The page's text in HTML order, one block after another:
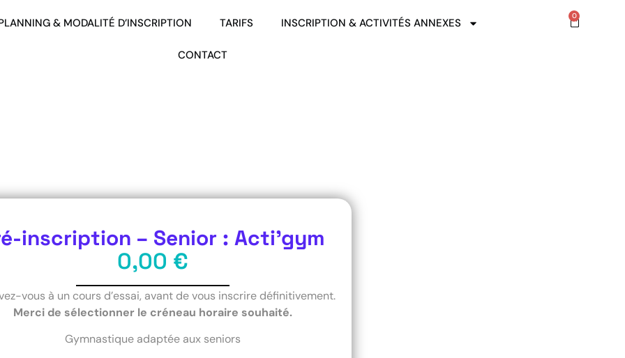
& MODALITÉ D’INSCRIPTION TARIFS INSCRIPTION & ACTIVITÉS ANNEXES
CONTACT
0
inscription – Senior : Acti’gym
0,00 €
vous à un cours d’essai, avant de vous inscrire définitivement.
Merci de sélectionner le créneau horaire souhaité.
Gymnastique adaptée aux seniors